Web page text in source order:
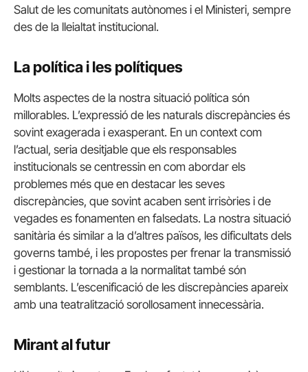
Salut de les comunitats autònomes i el Ministeri, sempre
des de la lleialtat institucional.
La política i les polítiques
Molts aspectes de la nostra situació política són
millorables. L’expressió de les naturals discrepàncies és
sovint exagerada i exasperant. En un context com
l’actual, seria desitjable que els responsables
institucionals se centressin en com abordar els
problemes més que en destacar les seves
discrepàncies, que sovint acaben sent irrisòries i de
vegades es fonamenten en falsedats. La nostra situació
sanitària és similar a la d’altres països, les dificultats dels
governs també, i les propostes per frenar la transmissió
i gestionar la tornada a la normalitat també són
semblants. L’escenificació de les discrepàncies apareix
amb una teatralització sorollosament innecessària.
Mirant al futur